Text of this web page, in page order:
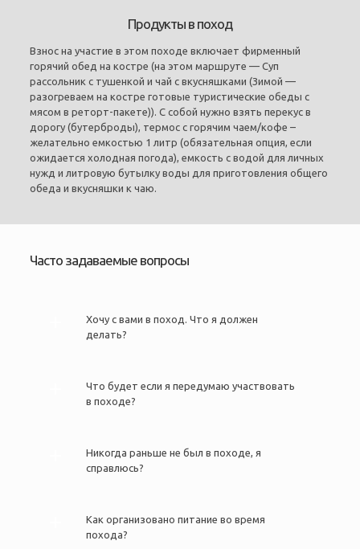
Продукты в поход
Взнос на участие в этом походе включает фирменный
горячий обед на костре (на этом маршруте — Суп
рассольник с тушенкой и чай с вкусняшками (Зимой —
разогреваем на костре готовые туристические обеды с
мясом в реторт-пакете)). С собой нужно взять перекус в
дорогу (бутерброды), термос с горячим чаем/кофе –
желательно емкостью 1 литр (обязательная опция, если
ожидается холодная погода), емкость с водой для личных
нужд и литровую бутылку воды для приготовления общего
обеда и вкусняшки к чаю.
Часто задаваемые вопросы
Хочу с вами в поход. Что я должен
делать?
Что будет если я передумаю участвовать
в походе?
Никогда раньше не был в походе, я
справлюсь?
Как организовано питание во время
похода?